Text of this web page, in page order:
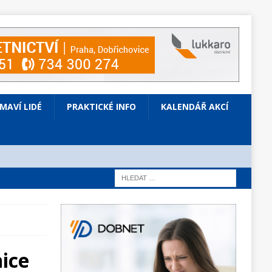
LIDÉ PRAKTICKÉ INFO KALENDÁŘ AKCÍ